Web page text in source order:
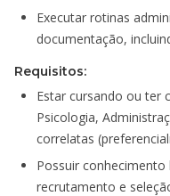
Executar rotinas
documentação,
Requisitos:
Estar cursando ou ter
Psicologia,
correlatas
Possuir
recrutamento e